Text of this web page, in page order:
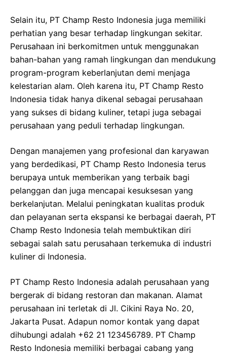
Selain itu, PT Champ Resto Indonesia juga memiliki
perhatian yang besar terhadap lingkungan sekitar.
Perusahaan ini berkomitmen untuk menggunakan
bahan-bahan yang ramah lingkungan dan mendukung
program-program keberlanjutan demi menjaga
kelestarian alam. Oleh karena itu, PT Champ Resto
Indonesia tidak hanya dikenal sebagai perusahaan
yang sukses di bidang kuliner, tetapi juga sebagai
perusahaan yang peduli terhadap lingkungan.
Dengan manajemen yang profesional dan karyawan
yang berdedikasi, PT Champ Resto Indonesia terus
berupaya untuk memberikan yang terbaik bagi
pelanggan dan juga mencapai kesuksesan yang
berkelanjutan. Melalui peningkatan kualitas produk
dan pelayanan serta ekspansi ke berbagai daerah, PT
Champ Resto Indonesia telah membuktikan diri
sebagai salah satu perusahaan terkemuka di industri
kuliner di Indonesia.
PT Champ Resto Indonesia adalah perusahaan yang
bergerak di bidang restoran dan makanan. Alamat
perusahaan ini terletak di Jl. Cikini Raya No. 20,
Jakarta Pusat. Adapun nomor kontak yang dapat
dihubungi adalah +62 21 123456789. PT Champ
Resto Indonesia memiliki berbagai cabang yang